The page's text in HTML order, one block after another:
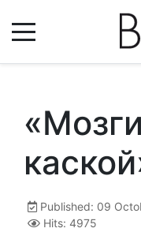
Published: 09
Hits: 4975